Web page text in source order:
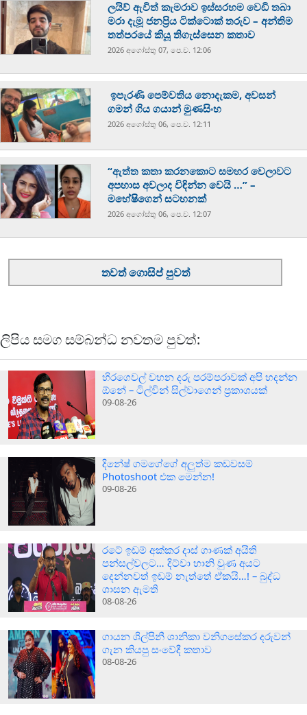
ලයිව් ඇවිත් කැමරාව ඉස්සරහම වෙඩි තබා
මරා දැමූ ජනප්‍රිය ටික්ටොක් තරුව – අන්තිම
තත්පරයේ කියූ තිගැස්සෙන කතාව
2026 අගෝස්‍තු 07, පෙ.ව. 12:06
ඉපැරණි පෙම්වතිය නොදැකම, අවසන්
ගමන් ගිය ගයාන් මුණසිංහ
2026 අගෝස්‍තු 06, පෙ.ව. 12:11
“ඇත්ත කතා කරනකොට සමහර වෙලාවට
අපහාස අවලාද විඳින්න වෙයි …” –
මහේෂිගෙන් සටහනක්
2026 අගෝස්‍තු 06, පෙ.ව. 12:07
තවත් ගොසිප් පුවත්
ලිපිය සමග සම්බන්ධ නවතම පුවත්:
හිරගෙවල් වහන දරු පරම්පරාවක් අපි හදන්න
ඕනේ – ටිල්වින් සිල්වාගෙන් ප්‍රකාශයක්
09-08-26
දිනේෂ් ගමගේගේ අලුත්ම කඩවසම්
Photoshoot එක මෙන්න!
09-08-26
රටේ ඉඩම් අක්කර දාස් ගාණක් අයිති
පන්සල්වලට… දිට්වා හානි වුණ අයට
දෙන්නවත් ඉඩම් නැත්තේ ඒකයි…! – බුද්ධ
ශාසන ඇමති
08-08-26
ගායන ශිල්පිනී ශානිකා වනිගසේකර දරුවන්
ගැන කියපු සංවේදී කතාව
08-08-26